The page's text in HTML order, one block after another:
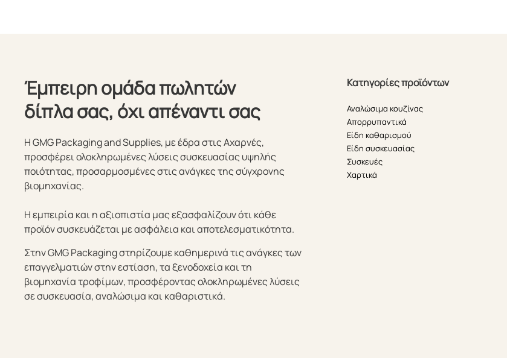
Έμπειρη ομάδα πωλητών
δίπλα σας, όχι απέναντι σας
Η GMG Packaging and Supplies, με έδρα στις Αχαρνές,
προσφέρει ολοκληρωμένες λύσεις συσκευασίας υψηλής
ποιότητας, προσαρμοσμένες στις ανάγκες της σύγχρονης
βιομηχανίας.
Η εμπειρία και η αξιοπιστία μας εξασφαλίζουν ότι κάθε
προϊόν συσκευάζεται με ασφάλεια και αποτελεσματικότητα.
Κατηγορίες προϊόντων
Αναλώσιμα κουζίνας
Απορρυπαντικά
Είδη καθαρισμού
Είδη συσκευασίας
Συσκευές
Χαρτικά
Στην GMG Packaging στηρίζουμε καθημερινά τις ανάγκες των
επαγγελματιών στην εστίαση, τα ξενοδοχεία και τη
βιομηχανία τροφίμων, προσφέροντας ολοκληρωμένες λύσεις
σε συσκευασία, αναλώσιμα και καθαριστικά.